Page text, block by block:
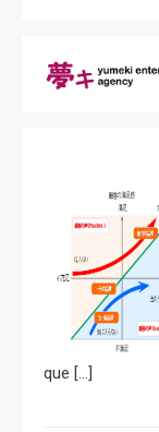
que […]